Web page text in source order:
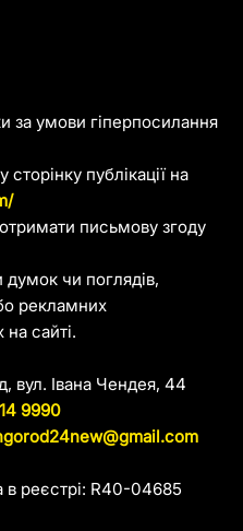
за умови гіперпосилання
сторінку публікації на
письмову згоду
чи поглядів,
рекламних
сайті.
вул. Івана Чендея, 44
9990
в реєстрі: R40-04685